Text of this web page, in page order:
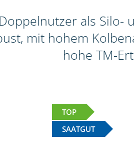
als
mit hohem
hohe TM-
TOP
SAATGUT